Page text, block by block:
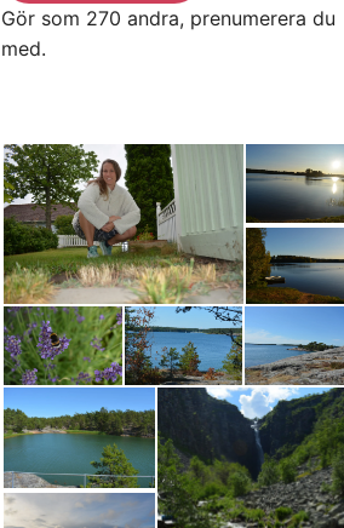
Gör som 270 andra, prenumerera du
med.